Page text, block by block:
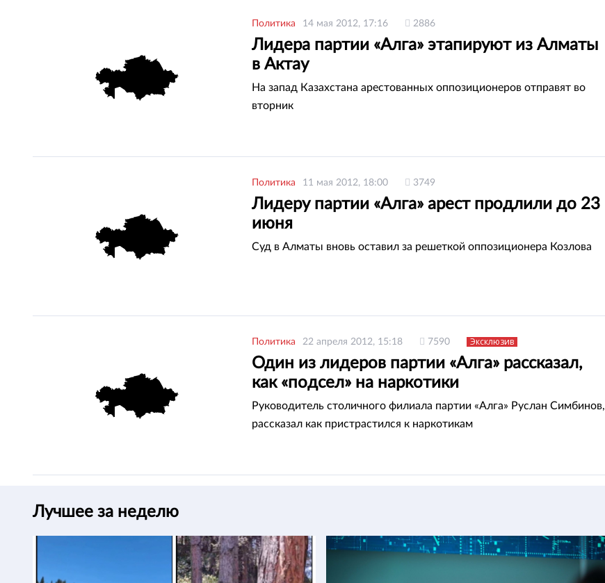
Политика 14 мая 2012, 17:16 2886
Лидера партии «Алга» этапируют из Алматы
в Актау
На запад Казахстана арестованных оппозиционеров отправят во
вторник
Политика 11 мая 2012, 18:00 3749
Лидеру партии «Алга» арест продлили до 23
июня
Суд в Алматы вновь оставил за решеткой оппозиционера Козлова
Политика 22 апреля 2012, 15:18 7590 Эксклюзив
Один из лидеров партии «Алга» рассказал,
как «подсел» на наркотики
Руководитель столичного филиала партии «Алга» Руслан Симбинов,
рассказал как пристрастился к наркотикам
Лучшее за неделю